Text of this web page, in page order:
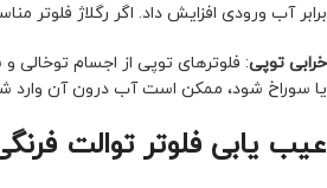
برابر آب ورودی افزایش داد. اگر رگلاژ
خرابی توپی: فلوترهای توپی از اجسام
یا سوراخ شود، ممکن است آب درون آن وارد
عیب یابی فلوتر توالت